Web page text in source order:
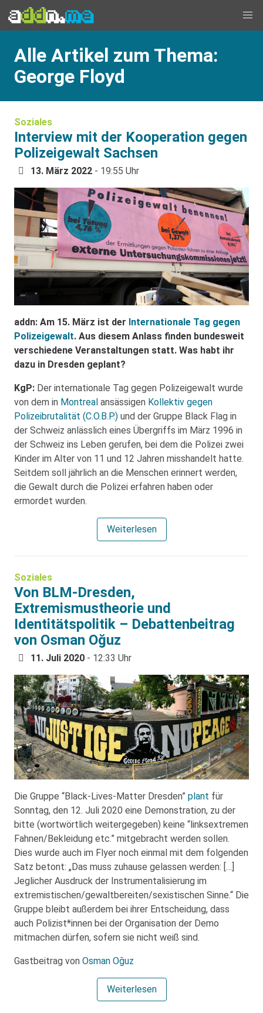
Alle Artikel zum Thema:
George Floyd
Soziales
Interview mit der Kooperation gegen
Polizeigewalt Sachsen
13. März 2022 - 19:55 Uhr
addn: Am 15. März ist der Internationale Tag gegen
Polizeigewalt. Aus diesem Anlass finden bundesweit
verschiedene Veranstaltungen statt. Was habt ihr
dazu in Dresden geplant?
KgP: Der internationale Tag gegen Polizeigewalt wurde
von dem in Montreal ansässigen Kollektiv gegen
Polizeibrutalität (C.O.B.P.) und der Gruppe Black Flag in
der Schweiz anlässlich eines Übergriffs im März 1996 in
der Schweiz ins Leben gerufen, bei dem die Polizei zwei
Kinder im Alter von 11 und 12 Jahren misshandelt hatte.
Seitdem soll jährlich an die Menschen erinnert werden,
die Gewalt durch die Polizei erfahren haben oder
ermordet wurden.
Weiterlesen
Soziales
Von BLM-Dresden,
Extremismustheorie und
Identitätspolitik – Debattenbeitrag
von Osman Oğuz
11. Juli 2020 - 12:33 Uhr
Die Gruppe “Black-Lives-Matter Dresden” plant für
Sonntag, den 12. Juli 2020 eine Demonstration, zu der
bitte (wortwörtlich weitergegeben) keine “linksextremen
Fahnen/Bekleidung etc.” mitgebracht werden sollen.
Dies wurde auch im Flyer noch einmal mit dem folgenden
Satz betont: „Das muss zuhause gelassen werden: […]
Jeglicher Ausdruck der Instrumentalisierung im
extremistischen/gewaltbereiten/sexistischen Sinne.“ Die
Gruppe bleibt außerdem bei ihrer Entscheidung, dass
auch Polizist*innen bei der Organisation der Demo
mitmachen dürfen, sofern sie nicht weiß sind.
Gastbeitrag von Osman Oğuz
Weiterlesen